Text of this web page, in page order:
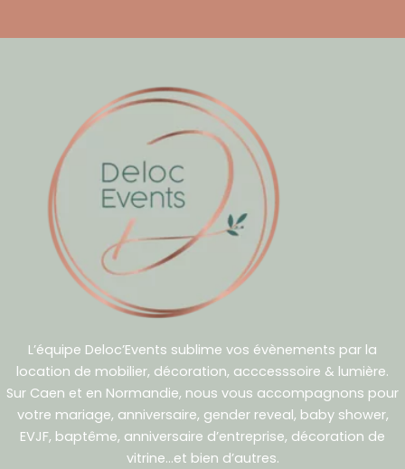
L’équipe Deloc’Events sublime vos évènements par la
location de mobilier, décoration, acccesssoire & lumière.
Sur Caen et en Normandie, nous vous accompagnons pour
votre mariage, anniversaire, gender reveal, baby shower,
EVJF, baptême, anniversaire d’entreprise, décoration de
vitrine…et bien d’autres.